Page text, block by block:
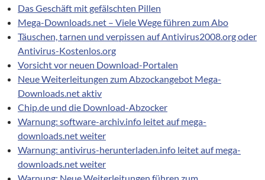
Das Geschäft mit gefälschten Pillen
Mega-Downloads.net – Viele Wege führen zum Abo
Täuschen, tarnen und verpissen auf Antivirus2008.org oder
Antivirus-Kostenlos.org
Vorsicht vor neuen Download-Portalen
Neue Weiterleitungen zum Abzockangebot Mega-
Downloads.net aktiv
Chip.de und die Download-Abzocker
Warnung: software-archiv.info leitet auf mega-
downloads.net weiter
Warnung: antivirus-herunterladen.info leitet auf mega-
downloads.net weiter